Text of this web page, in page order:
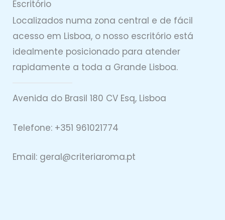
Escritório
Localizados numa zona central e de fácil
acesso em Lisboa, o nosso escritório está
idealmente posicionado para atender
rapidamente a toda a Grande Lisboa.
Avenida do Brasil 180 CV Esq, Lisboa
Telefone: +351 961021774
Email: geral@criteriaroma.pt